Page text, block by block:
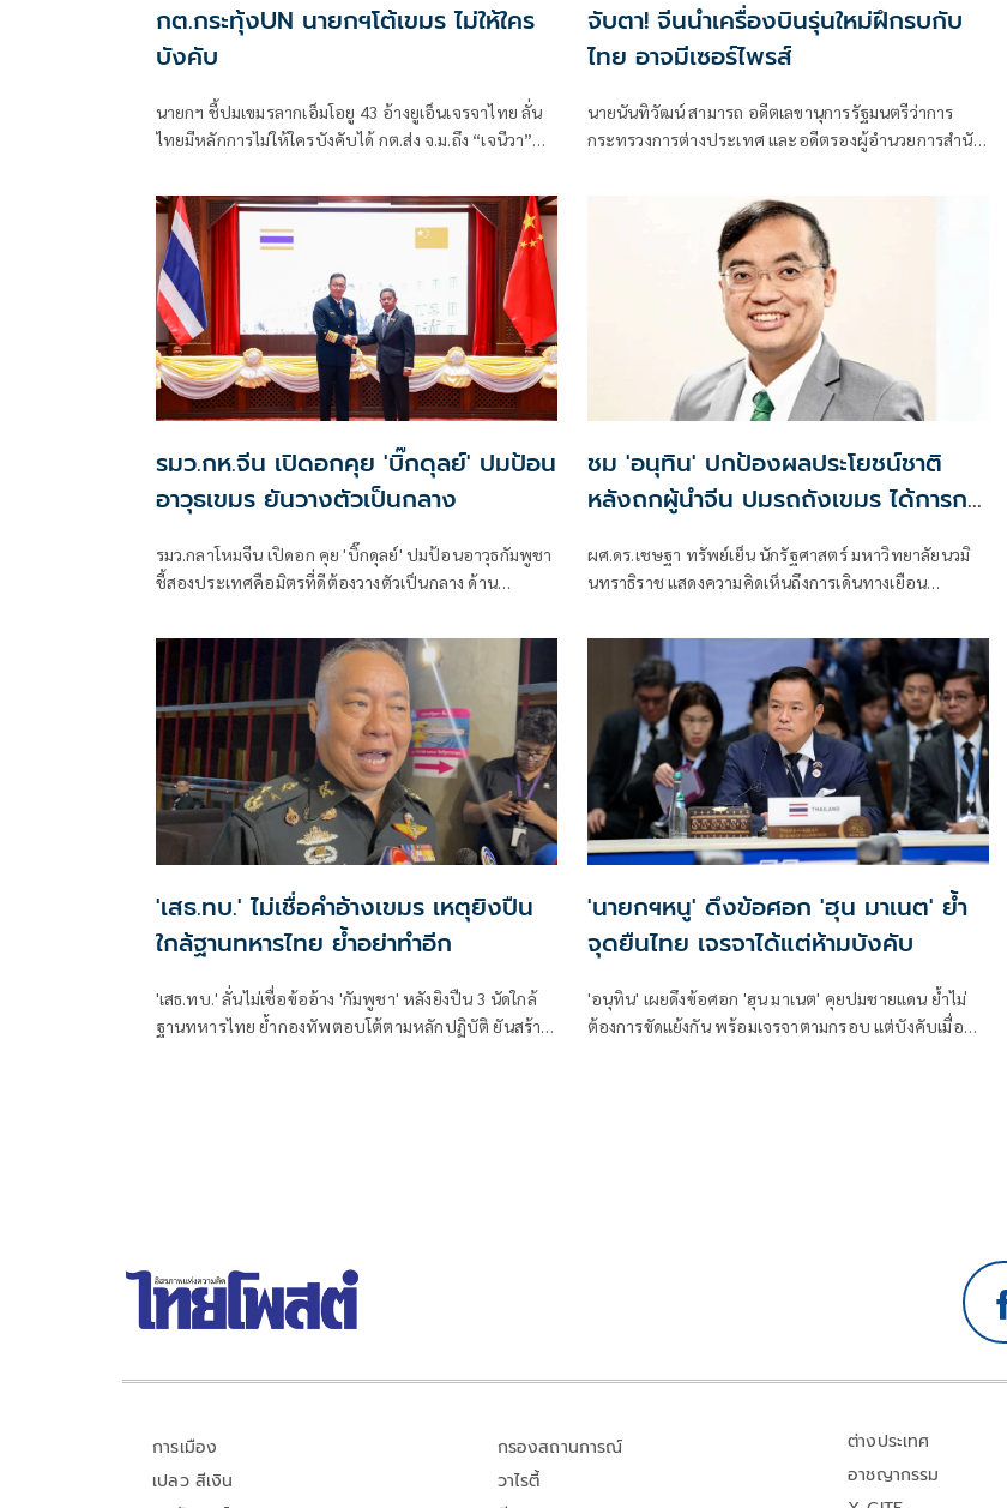
กต.กระทุ้งUN นายกฯโต้เขมร ไม่ให้ใคร
บังคับ
นายกฯ ชี้ปมเขมรลากเอ็มโอยู 43 อ้างยูเอ็นเจรจาไทย ลั่น
ไทยมีหลักการไม่ให้ใครบังคับได้ กต.ส่ง จ.ม.ถึง “เจนีวา”
เที่ยงธรรม" คณะมนตรีสิทธิมนุษยชนฯ “สีหศักดิ์” ซัด
“กัมพูชา” ใช้ปมพาดพิงไทยโฆษณาชวนเชื่อทางการเมือง
จับตา! จีนนำเครื่องบินรุ่นใหม่ฝึกรบกับ
ไทย อาจมีเซอร์ไพรส์
นายนันทิวัฒน์ สามารถ อดีตเลขานุการรัฐมนตรีว่าการ
กระทรวงการต่างประเทศ และอดีตรองผู้อำนวยการสำนัก
รมว.กห.จีน เปิดอกคุย 'บิ๊กดุลย์' ปมป้อน
อาวุธเขมร ยันวางตัวเป็นกลาง
รมว.กลาโหมจีน เปิดอก คุย 'บิ๊กดุลย์' ปมป้อนอาวุธกัมพูชา
ชี้สองประเทศคือมิตรที่ดีต้องวางตัวเป็นกลาง ด้าน
ชม 'อนุทิน' ปกป้องผลประโยชน์ชาติ
หลังถกผู้นำจีน ปมรถถังเขมร ได้การกา
รันตี ห้ามใช้ซัดกับไทย
ผศ.ดร.เชษฐา ทรัพย์เย็น นักรัฐศาสตร์ มหาวิทยาลัยนวมิ
นทราธิราช แสดงความคิดเห็นถึงการเดินทางเยือน
'เสธ.ทบ.' ไม่เชื่อคำอ้างเขมร เหตุยิงปืน
ใกล้ฐานทหารไทย ย้ำอย่าทำอีก
'เสธ.ทบ.' ลั่นไม่เชื่อข้ออ้าง 'กัมพูชา' หลังยิงปืน 3 นัดใกล้
ฐานทหารไทย ย้ำกองทัพตอบโต้ตามหลักปฏิบัติ ยันสร้าง
'นายกฯหนู' ดึงข้อศอก 'ฮุน มาเนต' ย้ำ
จุดยืนไทย เจรจาได้แต่ห้ามบังคับ
'อนุทิน' เผยดึงข้อศอก 'ฮุน มาเนต' คุยปมชายแดน ย้ำไม่
ต้องการขัดแย้งกัน พร้อมเจรจาตามกรอบ แต่บังคับเมื่อ
การเมือง
เปลว สีเงิน
กรองสถานการณ์
วาไรตี้
ต่างประเทศ
อาชญากรรม